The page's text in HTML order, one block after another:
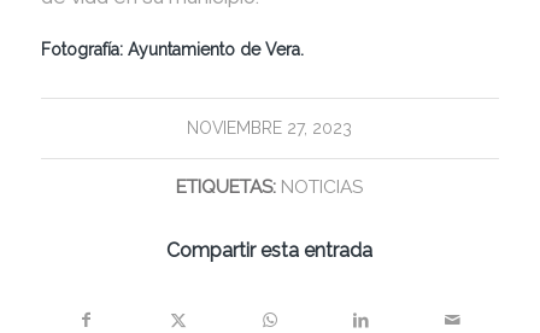
Fotografía: Ayuntamiento de Vera.
NOVIEMBRE 27, 2023
ETIQUETAS: NOTICIAS
Compartir esta entrada